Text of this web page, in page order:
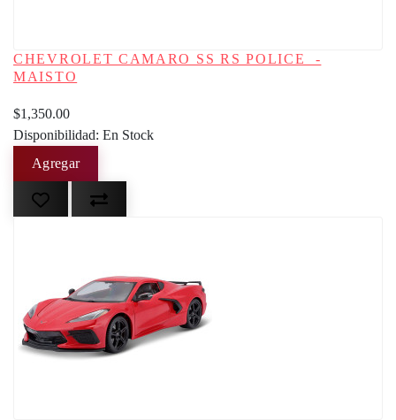
CHEVROLET CAMARO SS RS POLICE -
MAISTO
$1,350.00
Disponibilidad: En Stock